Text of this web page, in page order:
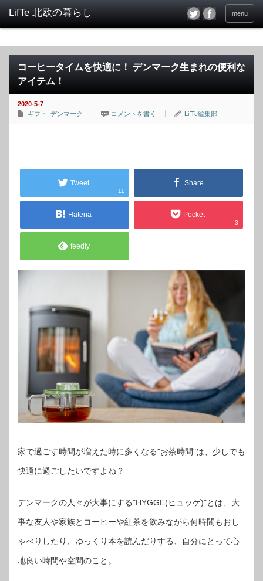
menu
コーヒータイムを快適に！ デンマーク生まれの便利な
アイテム！
2020-5-7
ギフト
デンマーク コメントを書く LifTe編集部
Tweet
11
Share
Hatena Pocket
3
feedly
家で過ごす時間が増えた時に多くなる"お茶時間"は、少しでも
快適に過ごしたいですよね？
デンマークの人々が大事にする"HYGGE(ヒュッゲ)"とは、大
事な友人や家族とコーヒーや紅茶を飲みながら何時間もおし
ゃべりしたり、ゆっくり本を読んだりする、自分にとって心
地良い時間や空間のこと。